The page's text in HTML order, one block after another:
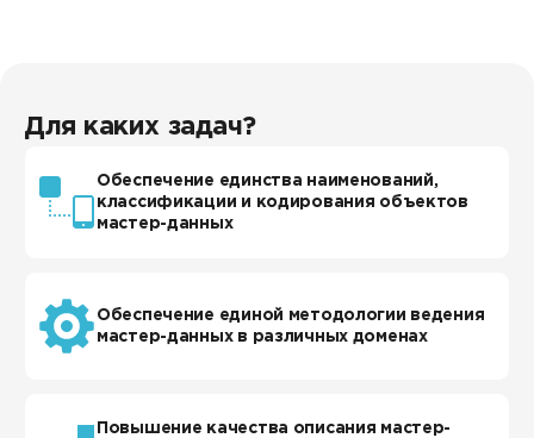
Для каких задач?
Обеспечение единства наименований,
классификации и кодирования объектов
мастер-данных
Обеспечение единой методологии ведения
мастер-данных в различных доменах
Повышение качества описания мастер-